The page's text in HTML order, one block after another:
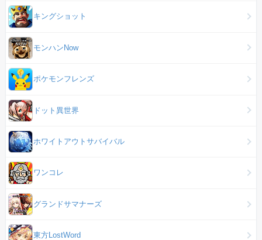
キングショット
モンハンNow
ポケモンフレンズ
ドット異世界
ホワイトアウトサバイバル
ワンコレ
グランドサマナーズ
東方LostWord